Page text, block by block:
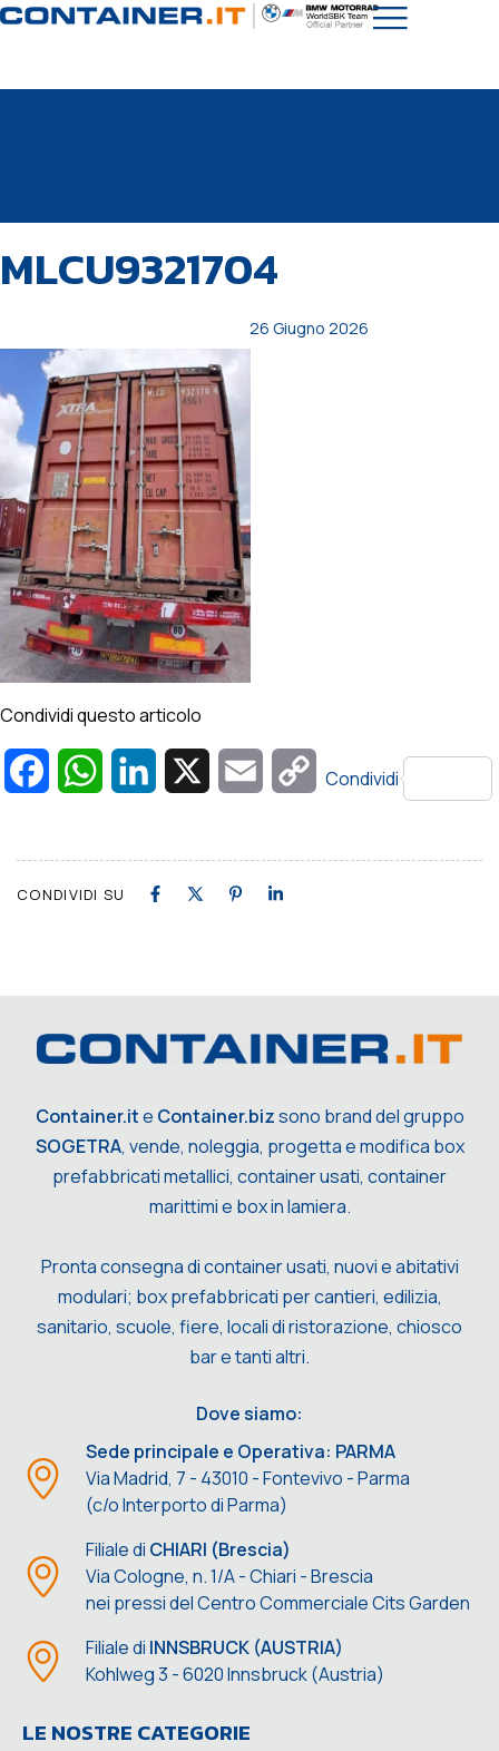
IN:
MLCU9321704
il:
26 Giugno 2026
Condividi questo articolo
FacebookWhatsAppLinkedIn Email
Copy
Condividi
CONDIVIDI SU
Container.ite Container.bizsono brand del gruppo
SOGETRA, vende, noleggia, progetta e modifica box
prefabbricati metallici, container usati, container
marittimi e box in lamiera.
Pronta consegna di container usati, nuovi e abitativi
modulari; box prefabbricati per cantieri, edilizia,
sanitario, scuole, fiere, locali di ristorazione, chiosco
bar e tanti altri.
Dove siamo:
Sede principale e Operativa: PARMA
Via Madrid, 7 - 43010 - Fontevivo - Parma
(c/o Interporto di Parma)
Filiale di CHIARI (Brescia)
Via Cologne, n. 1/A - Chiari - Brescia
nei pressi del Centro Commerciale Cits Garden
Filiale di INNSBRUCK (AUSTRIA)
Kohlweg 3 - 6020 Innsbruck (Austria)
LE NOSTRE CATEGORIE